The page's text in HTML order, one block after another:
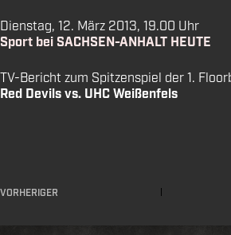
Dienstag, 12. März 2013, 19.00 Uhr
Sport bei SACHSEN-ANHALT HEUTE
TV-Bericht zum Spitzenspiel der 1.
Red Devils vs. UHC Weißenfels
VORHERIGER